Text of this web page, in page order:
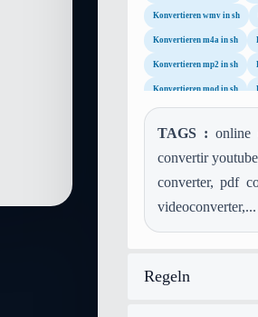
Konvertieren wmv in sh
Konvertieren m4a in sh
Konvertieren mp2 in sh
Konvertieren mod in sh
Konvertieren image-webp in
TAGS : online
convertir
converter, pdf
videoconverter,...
Regeln